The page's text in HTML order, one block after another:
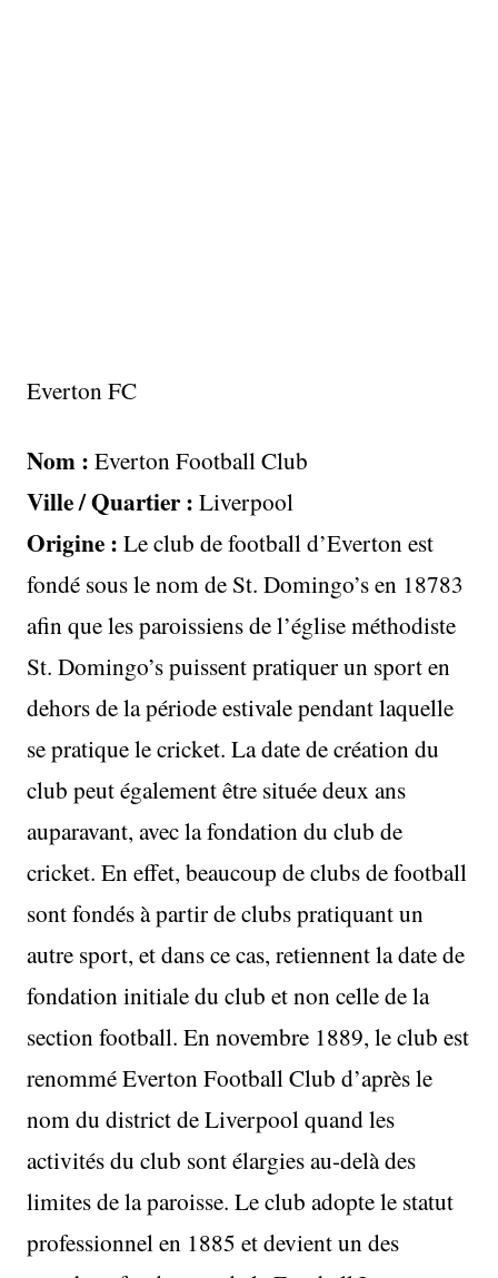
Everton FC
Nom : Everton Football Club
Ville / Quartier : Liverpool
Origine : Le club de football d’Everton est
fondé sous le nom de St. Domingo’s en 18783
afin que les paroissiens de l’église méthodiste
St. Domingo’s puissent pratiquer un sport en
dehors de la période estivale pendant laquelle
se pratique le cricket. La date de création du
club peut également être située deux ans
auparavant, avec la fondation du club de
cricket. En effet, beaucoup de clubs de football
sont fondés à partir de clubs pratiquant un
autre sport, et dans ce cas, retiennent la date de
fondation initiale du club et non celle de la
section football. En novembre 1889, le club est
renommé Everton Football Club d’après le
nom du district de Liverpool quand les
activités du club sont élargies au-delà des
limites de la paroisse. Le club adopte le statut
professionnel en 1885 et devient un des